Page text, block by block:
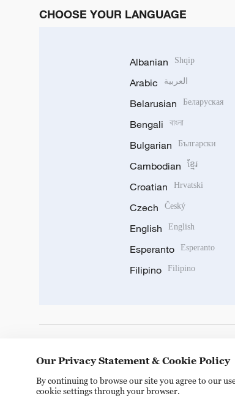
CHOOSE YOUR LANGUAGE
Albanian Shqip
Arabic العربية
Belarusian Беларуская
Bengali বাংলা
Bulgarian Български
Cambodian ខ្មែរ
Croatian Hrvatski
Czech Český
English English
Esperanto Esperanto
Filipino Filipino
Our Privacy Statement & Cookie Policy
By continuing to browse our site you agree to our
cookie settings through your browser.